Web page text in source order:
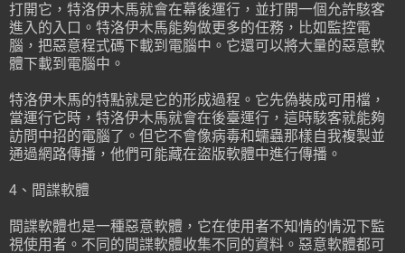
打開它，特洛伊木馬就會在幕後運行，並打開一個允許駭客
進入的入口。特洛伊木馬能夠做更多的任務，比如監控電
腦，把惡意程式碼下載到電腦中。它還可以將大量的惡意軟
體下載到電腦中。
特洛伊木馬的特點就是它的形成過程。它先偽裝成可用檔，
當運行它時，特洛伊木馬就會在後臺運行，這時駭客就能夠
訪問中招的電腦了。但它不會像病毒和蠕蟲那樣自我複製並
通過網路傳播，他們可能藏在盜版軟體中進行傳播。
4、間諜軟體
間諜軟體也是一種惡意軟體，它在使用者不知情的情況下監
視使用者。不同的間諜軟體收集不同的資料。惡意軟體都可